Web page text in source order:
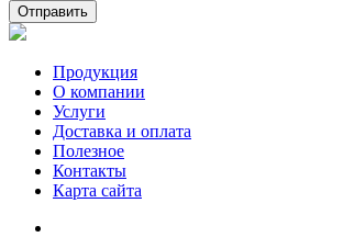
Отправить
Продукция
О компании
Услуги
Доставка и оплата
Полезное
Контакты
Карта сайта